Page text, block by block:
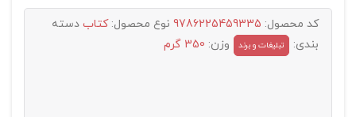
کد محصول: 9786225459335 نوع محصول:کتاب دسته
بندی:
تبليغات و برند وزن: 350 گرم